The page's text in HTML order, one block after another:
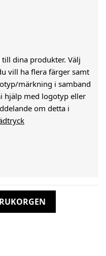
dina produkter. Välj
vill ha flera färger samt
märkning i samband
hjälp med logotyp eller
om detta i